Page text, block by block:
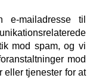
mailadresse til
mod spam, og vi
mod
eller tjenester for at